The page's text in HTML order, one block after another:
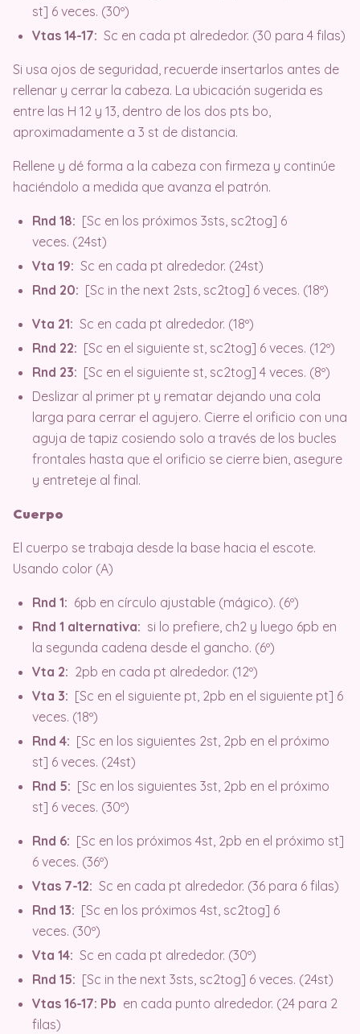
st] 6 veces. (30º)
Vtas 14-17: Sc en cada pt alrededor. (30 para 4 filas)
Si usa ojos de seguridad, recuerde insertarlos antes de
rellenar y cerrar la cabeza. La ubicación sugerida es
entre las H 12 y 13, dentro de los dos pts bo,
aproximadamente a 3 st de distancia.
Rellene y dé forma a la cabeza con firmeza y continúe
haciéndolo a medida que avanza el patrón.
Rnd 18: [Sc en los próximos 3sts, sc2tog] 6
veces. (24st)
Vta 19: Sc en cada pt alrededor. (24st)
Rnd 20: [Sc in the next 2sts, sc2tog] 6 veces. (18º)
Vta 21: Sc en cada pt alrededor. (18º)
Rnd 22: [Sc en el siguiente st, sc2tog] 6 veces. (12º)
Rnd 23: [Sc en el siguiente st, sc2tog] 4 veces. (8º)
Deslizar al primer pt y rematar dejando una cola
larga para cerrar el agujero. Cierre el orificio con una
aguja de tapiz cosiendo solo a través de los bucles
frontales hasta que el orificio se cierre bien, asegure
y entreteje al final.
Cuerpo
El cuerpo se trabaja desde la base hacia el escote.
Usando color (A)
Rnd 1: 6pb en círculo ajustable (mágico). (6º)
Rnd 1 alternativa: si lo prefiere, ch2 y luego 6pb en
la segunda cadena desde el gancho. (6º)
Vta 2: 2pb en cada pt alrededor. (12º)
Vta 3: [Sc en el siguiente pt, 2pb en el siguiente pt] 6
veces. (18º)
Rnd 4: [Sc en los siguientes 2st, 2pb en el próximo
st] 6 veces. (24st)
Rnd 5: [Sc en los siguientes 3st, 2pb en el próximo
st] 6 veces. (30º)
Rnd 6: [Sc en los próximos 4st, 2pb en el próximo st]
6 veces. (36º)
Vtas 7-12: Sc en cada pt alrededor. (36 para 6 filas)
Rnd 13: [Sc en los próximos 4st, sc2tog] 6
veces. (30º)
Vta 14: Sc en cada pt alrededor. (30º)
Rnd 15: [Sc in the next 3sts, sc2tog] 6 veces. (24st)
Vtas 16-17: Pb en cada punto alrededor. (24 para 2
filas)